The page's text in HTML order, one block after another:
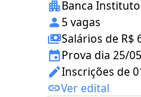
Banca
5 vagas
Salários de R$
Prova dia 25/
Inscrições de
Ver edital